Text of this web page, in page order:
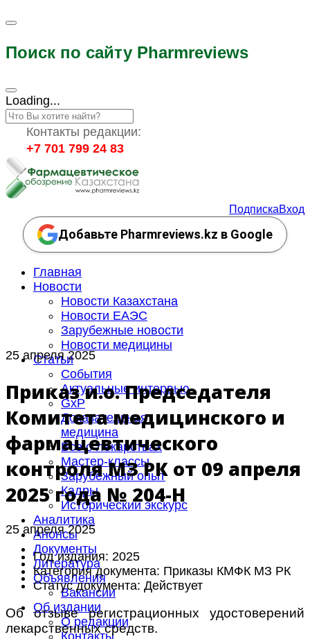
Поиск по сайту Pharmreviews
Loading...
Контакты редакции:
+7 701 799 24 83
ПодпискаВход
Добавьте Pharmreviews.kz в Google
Главная
Новости
Новости Казахстана
Новости ЕАЭС
Зарубежные новости
Новости медицины
Статьи
События
Актуальные интервью
GxP
Доказательная
медицина
Все о лекарствах
Мастер-классы
Зарубежный опыт
Кадры
Исторический экскурс
Аналитика
Анонсы
Документы
Литература
Объявления
Вакансии
Об издании
О редакции
25 апреля 2025
Приказ и.о. Председателя
Комитета медицинского и
фармацевтического
контроля МЗ РК от 09 апреля
2025 года № 204-НҚ
25 апреля 2025
Год издания: 2025
Категория документа: Приказы КМФК МЗ РК
Статус документа: Действует
Об отзыве регистрационных удостоверений
лекарственных средств.